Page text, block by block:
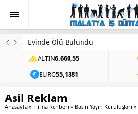
Evinde Ölü Bulundu
ALTIN6.660,55
EURO55,1881
Asil Reklam
Anasayfa » Firma Rehberi » Basın Yayın Kuruluşları »